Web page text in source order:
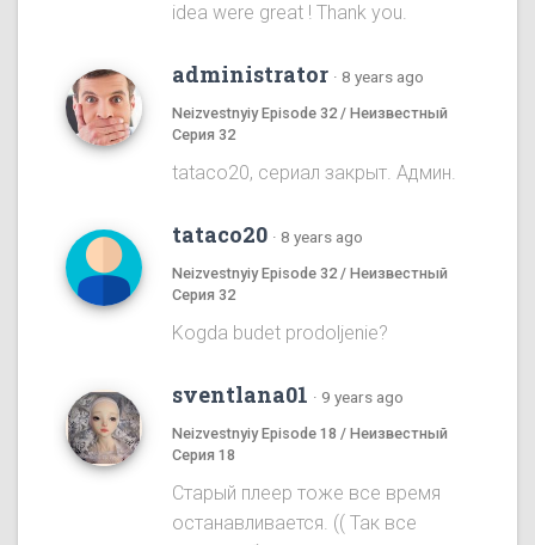
idea were great ! Thank you.
administrator · 8 years ago
Neizvestnyiy Episode 32 / Неизвестный
Серия 32
tataco20, сериал закрыт. Админ.
tataco20 · 8 years ago
Neizvestnyiy Episode 32 / Неизвестный
Серия 32
Kogda budet prodoljenie?
sventlana01 · 9 years ago
Neizvestnyiy Episode 18 / Неизвестный
Серия 18
Старый плеер тоже все время
останавливается. (( Так все